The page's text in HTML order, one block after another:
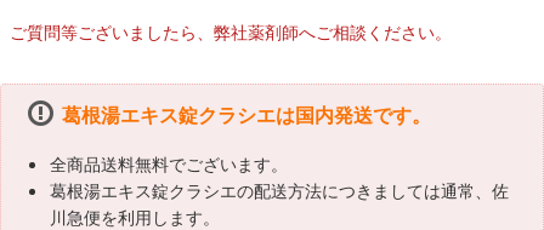
ご質問等ございましたら、弊社薬剤師へご相談ください。
葛根湯エキス錠クラシエは国内発送です。
全商品送料無料でございます。
葛根湯エキス錠クラシエの配送方法につきましては通常、佐
川急便を利用します。